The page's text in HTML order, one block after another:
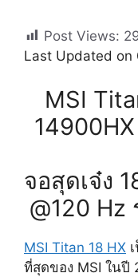
Post Views:
Last Updated
MSI
จอสุดเจ๋ง
@120 Hz
MSI Titan 18 HX
ที่สุดของ MSI ในปี